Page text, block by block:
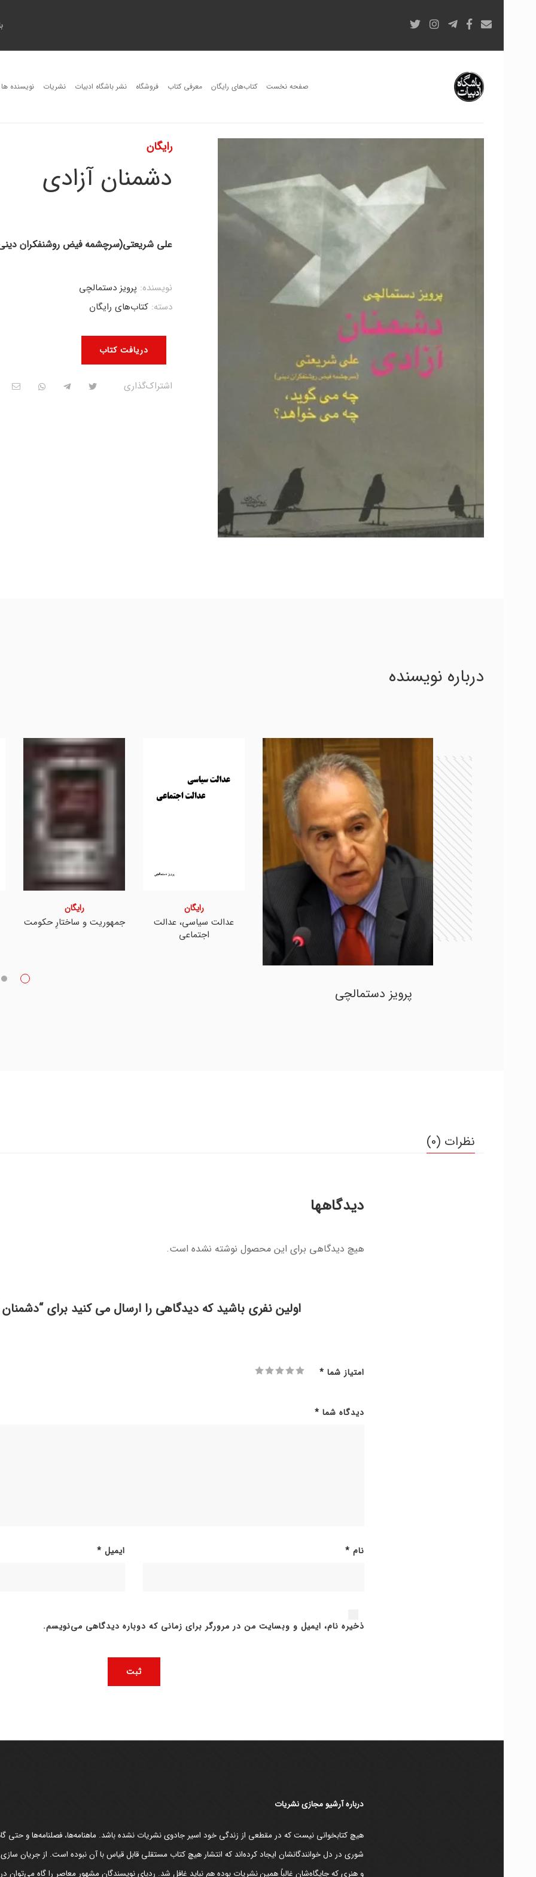
صفحه نخست کتاب‌های رایگان معرفی کتاب فروشگاه نشر باشگاه ادبیات نشریات نویسنده ها
رایگان
دشمنان آزادی
علی شریعتی(سرچشمۀ فیض روشنفکران
دریافت کتاب
نویسنده: پرویز دستمالچی
دسته: کتاب‌های رایگان
اشتراک‌گذاری
درباره نویسنده
پرویز دستمالچی
عدالت سیاسی، عدالت
اجتماعی
رایگان
جمهوریت و ساختارِ حکومت
رایگان
نظرات (0)
دیدگاهها
هیچ دیدگاهی برای این محصول نوشته نشده است.
اولین نفری باشید که دیدگاهی را ارسال می کنید برای “دشمنان
امتیاز شما *
دیدگاه شما *
نام * ایمیل *
ذخیره نام، ایمیل و وبسایت من در مرورگر برای زمانی که دوباره دیدگاهی می‌نویسم.
دربارۀ آرشیو مجازی نشریات
هیچ کتابخوانی نیست که در مقطعی از زندگی خود اسیر جادوی نشریات نشده باشد. ماهنامه‌ها، فصلنامه‌ها و حتی
شوری در دل خوانندگانشان ایجاد کرده‌اند که انتشار هیچ کتاب مستقلی قابل قیاس با آن نبوده است. از جریان
و هنری که جایگاه‌شان غالباً همین نشریات بوده هم نباید غافل شد. ردپای نویسندگان مشهور معاصر را گاه می‌توان